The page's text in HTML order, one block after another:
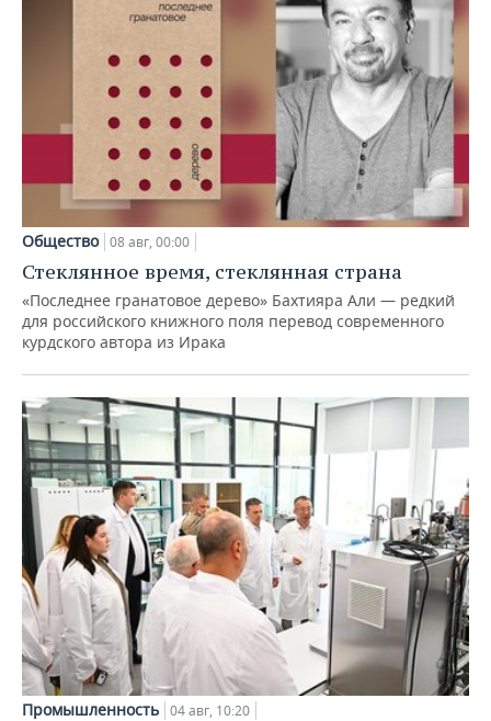
Общество 08 авг, 00:00
Стеклянное время, стеклянная страна
«Последнее гранатовое дерево» Бахтияра Али — редкий
для российского книжного поля перевод современного
курдского автора из Ирака
Промышленность 04 авг, 10:20